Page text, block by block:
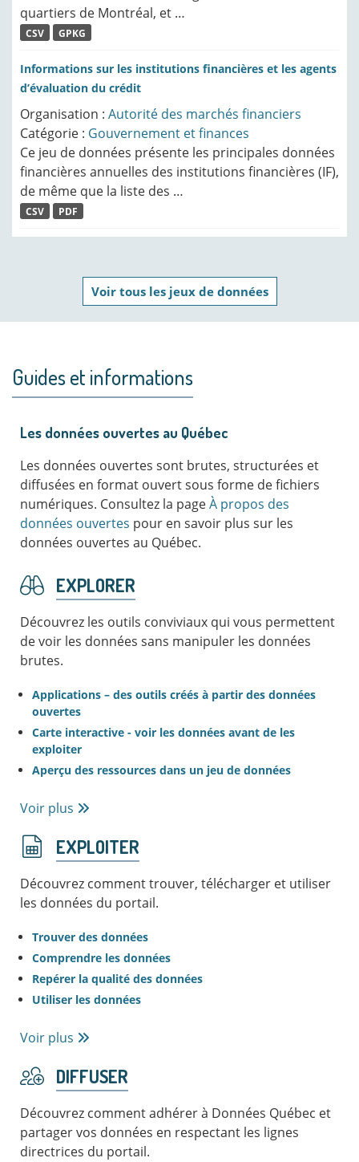
quartiers de Montréal, et …
CSV GPKG
Informations sur les institutions financières et les agents
d’évaluation du crédit
Organisation : Autorité des marchés financiers
Catégorie : Gouvernement et finances
Ce jeu de données présente les principales données
financières annuelles des institutions financières (IF),
de même que la liste des …
CSV PDF
Voir tous les jeux de données
Guides et informations
Les données ouvertes au Québec
Les données ouvertes sont brutes, structurées et
diffusées en format ouvert sous forme de fichiers
numériques. Consultez la pageÀ propos des
données ouvertes pour en savoir plus sur les
données ouvertes au Québec.
EXPLORER
Découvrez les outils conviviaux qui vous permettent
de voir les données sans manipuler les données
brutes.
Applications – des outils créés à partir des données
ouvertes
Carte interactive - voir les données avant de les
exploiter
Aperçu des ressources dans un jeu de données
Voir plus
EXPLOITER
Découvrez comment trouver, télécharger et utiliser
les données du portail.
Trouver des données
Comprendre les données
Repérer la qualité des données
Utiliser les données
Voir plus
DIFFUSER
Découvrez comment adhérer à Données Québec et
partager vos données en respectant les lignes
directrices du portail.